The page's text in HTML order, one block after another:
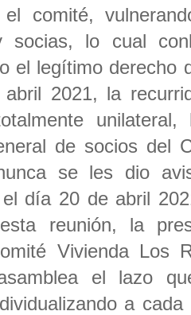
comité,
socias, lo cual
el legítimo derecho
2021, la
de socios del
se les dio
día 20 de abril
reunión, la
Vivienda Los
el lazo
a